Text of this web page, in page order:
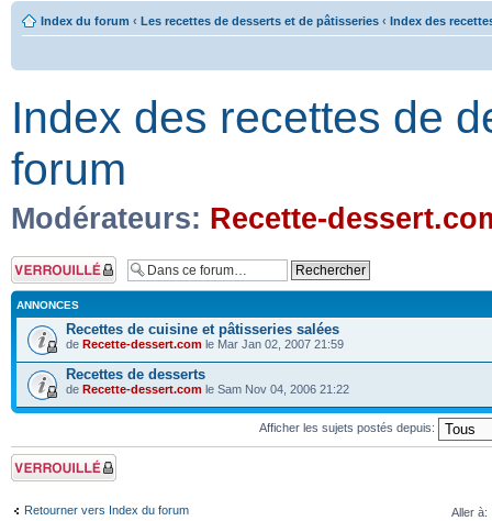
Index du forum ‹ Les recettes de desserts et de pâtisseries ‹ Index des
Index des recettes de
forum
Modérateurs: Recette-
Forum verrouillé
ANNONCES
Recettes de cuisine et pâtisseries salées
de Recette-dessert.com le Mar Jan 02, 2007 21:59
Recettes de desserts
de Recette-dessert.com le Sam Nov 04, 2006 21:22
Afficher les sujets postés depuis:
Forum verrouillé
Retourner vers Index du forum Aller à: